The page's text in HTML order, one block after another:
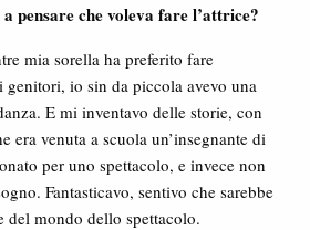
pensare che voleva fare l’attrice?
mia sorella ha preferito fare
genitori, io sin da piccola avevo una
E mi inventavo delle storie, con
era venuta a scuola un’insegnante di
per uno spettacolo, e invece non
Fantasticavo, sentivo che sarebbe
del mondo dello spettacolo.